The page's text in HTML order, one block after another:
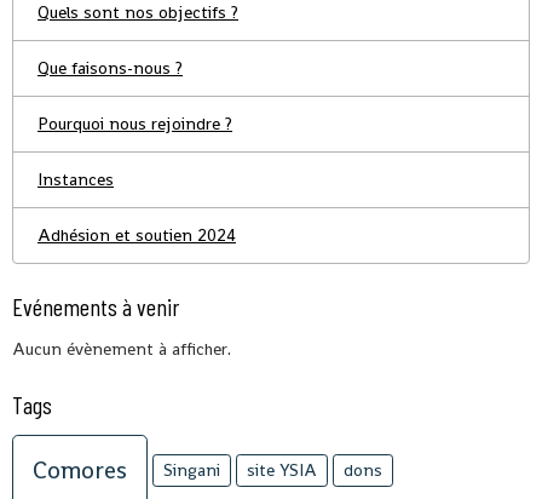
Quels sont nos objectifs ?
Que faisons-nous ?
Pourquoi nous rejoindre ?
Instances
Adhésion et soutien 2024
Evénements à venir
Aucun évènement à afficher.
Tags
Comores Singani site YSIA dons